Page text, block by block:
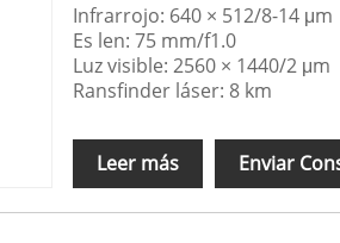
Infrarrojo: 640 × 512/8-14 μm
Es len: 75 mm/f1.0
Luz visible: 2560 × 1440/2 μm
Ransfinder láser: 8 km
Leer más Enviar